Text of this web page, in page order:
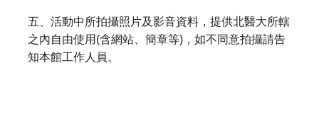
五、活動中所拍攝照片及影音資料，提供北醫大所轄
之內自由使用(含網站、簡章等)，如不同意拍攝請告
知本館工作人員。